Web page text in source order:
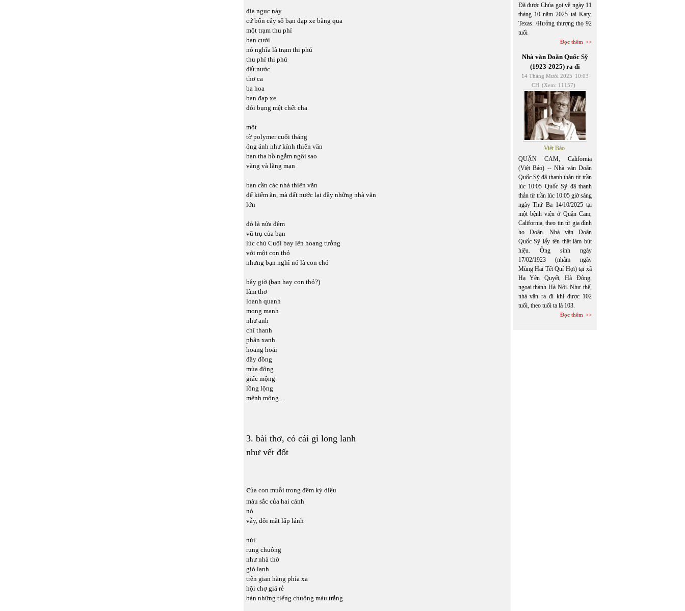
địa ngục này
cứ bốn cây số bạn đạp xe băng qua
một trạm thu phí
bạn cười
nó nghĩa là trạm thi phú
thu phí thi phú
đất nước
thơ ca
ba hoa
bạn đạp xe
đói bụng mệt chết cha
một
tờ polymer cuối tháng
óng ánh như kính thiên văn
bạn tha hồ ngắm ngôi sao
vàng và lãng mạn
bạn cần các nhà thiên văn
để kiếm ăn, mà đất nước lại đầy những nhà văn
lớn
đó là nửa đêm
vũ trụ của bạn
lúc chú Cuội bay lên hoang tưởng
với một con thỏ
nhưng bạn nghĩ nó là con chó
bây giờ (bạn hay con thỏ?)
làm thơ
loanh quanh
mong manh
như anh
chí thanh
phân xanh
hoang hoải
đầy đồng
mùa đông
giấc mộng
lồng lộng
mênh mông…
3. bài thơ, có cái gì long lanh
như vết đốt
của con muỗi trong đêm kỳ diệu
màu sắc của hai cánh
nó
vẫy, đôi mắt lấp lánh
núi
rung chuông
như nhà thờ
gió lạnh
trên gian hàng phía xa
hội chợ giá rẻ
bán những tiếng chuông màu trắng
Đã được Chúa gọi về ngày 11
tháng 10 năm 2025 tại Katy,
Texas. /Hưởng thượng thọ 92
tuổi
Đọc thêm
Nhà văn Doãn Quốc Sỹ
(1923-2025) ra đi
14 Tháng Mười 2025 10:03
CH (Xem: 11157)
Việt Báo
QUẬN CAM, California
(Việt Báo) -- Nhà văn Doãn
Quốc Sỹ đã thanh thản từ trần
lúc 10:05 Quốc Sỹ đã thanh
thản từ trần lúc 10:05 giờ sáng
ngày Thứ Ba 14/10/2025 tại
một bệnh viện ở Quận Cam,
California, theo tin từ gia đình
họ Doãn. Nhà văn Doãn
Quốc Sỹ lấy tên thật làm bút
hiệu. Ông sinh ngày
17/02/1923 (nhằm ngày
Mùng Hai Tết Quí Hợi) tại xã
Hạ Yên Quyết, Hà Đông,
ngoại thành Hà Nội. Như thế,
nhà văn ra đi khi được 102
tuổi, theo tuổi ta là 103.
Đọc thêm